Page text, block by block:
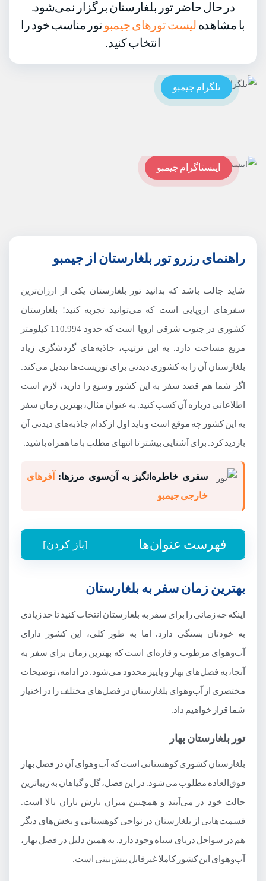
در حال حاضر تور بلغارستان برگزار نمی‌شود.
با مشاهده لیست تورهای جیمبوتور مناسب خود را
انتخاب کنید.
تلگرام جیمبو
اینستاگرام جیمبو
راهنمای رزرو تور بلغارستان از جیمبو
شاید جالب باشد که بدانید تور بلغارستان یکی از ارزان‌ترین
سفرهای اروپایی است که می‌توانید تجربه کنید! بلغارستان
کشوری در جنوب شرقی اروپا است که حدود 110.994 کیلومتر
مربع مساحت دارد. به این ترتیب، جاذبه‌های گردشگری زیاد
بلغارستان آن را به کشوری دیدنی برای توریست‌ها تبدیل می‌کند.
اگر شما هم قصد سفر به این کشور وسیع را دارید، لازم است
اطلاعاتی درباره آن کسب کنید. به عنوان مثال، بهترین زمان سفر
به این کشور چه موقع است و باید اول از کدام جاذبه‌های دیدنی آن
بازدید کرد. برای آشنایی بیشتر تا انتهای مطلب با ما همراه باشید.
سفری خاطره‌انگیز به آن‌سوی مرزها:
آفرهای
خارجی جیمبو
فهرست عنوان‌ها [باز کردن]
بهترین زمان سفر به بلغارستان
تور بلغارستان و شرایط اخذ ویزا
بهترین زمان سفر به بلغارستان
اینکه چه زمانی را برای سفر به بلغارستان انتخاب کنید تا حد زیادی
به خودتان بستگی دارد. اما به طور کلی، این کشور دارای
آب‌وهوای مرطوب و قاره‌ای است که بهترین زمان برای سفر به
آنجا، به فصل‌های بهار و پاییز محدود می‌شود. در ادامه، توضیحات
مختصری از آب‌وهوای بلغارستان در فصل‌های مختلف را در اختیار
شما قرار خواهیم داد.
تور بلغارستان بهار
بلغارستان کشوری کوهستانی است که آب‌وهوای آن در فصل بهار
فوق‌العاده مطلوب می‌شود. در این فصل، گل و گیاهان به زیباترین
حالت خود در می‌آیند و همچنین میزان بارش باران بالا است.
قسمت‌هایی از بلغارستان در نواحی کوهستانی و بخش‌های دیگر
هم در سواحل دریای سیاه وجود دارد. به همین دلیل در فصل بهار،
آب‌وهوای این کشور کاملا غیرقابل پیش‌بینی است.